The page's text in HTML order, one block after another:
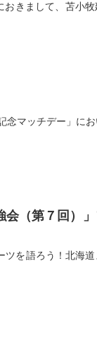
きまして、苫小牧
念マッチデー」に
（第７回）
を語ろう！北海道